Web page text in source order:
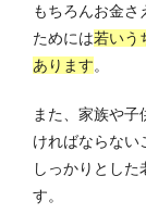
もちろんお金
ためには若いう
あります。
また、家族や
ければならない
しっかりとし
す。